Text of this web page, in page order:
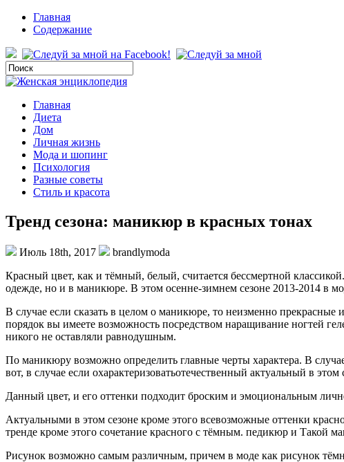
Главная
Содержание
Главная
Диета
Дом
Личная жизнь
Мода и шопинг
Психология
Разные советы
Стиль и красота
Тренд сезона: маникюр в красных тонах
Июль 18th, 2017
brandlymoda
Красный цвет, как и тёмный, белый, считается бессмертной
одежде, но и в маникюре. В этом осенне-зимнем сезоне 2013-2014 в
В случае если сказать в целом о маникюре, то неизменно
порядок вы имеете возможность посредством наращивание ногтей
никого не оставляли равнодушным.
По маникюру возможно определить главные черты характера. В
вот, в случае если охарактеризоватьотечественный актуальный в
Данный цвет, и его оттенки подходит броским и эмоциональным
Актуальными в этом сезоне кроме этого всевозможные оттенки
тренде кроме этого сочетание красного с тёмным. педикюр и Такой
Рисунок возможно самым различным, причем в моде как рисунок